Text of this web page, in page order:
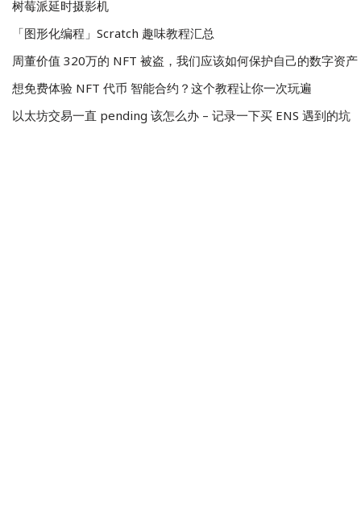
树莓派延时摄影机
「图形化编程」Scratch 趣味教程汇总
周董价值 320万的 NFT 被盗，我们应该如何保护自己的数字资产
想免费体验 NFT 代币 智能合约？这个教程让你一次玩遍
以太坊交易一直 pending 该怎么办 – 记录一下买 ENS 遇到的坑